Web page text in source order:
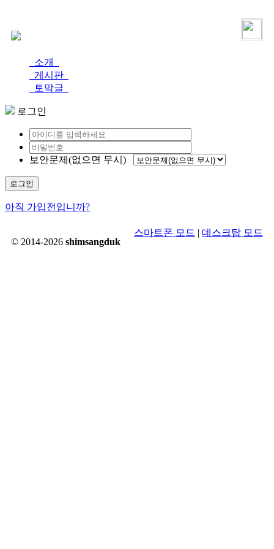
소개
게시판
토막글
로그인
보안문제(없으면 무시)
로그인
아직 가입전입니까?
© 2014-2026 shimsangduk
스마트폰 모드 | 데스크탑 모드